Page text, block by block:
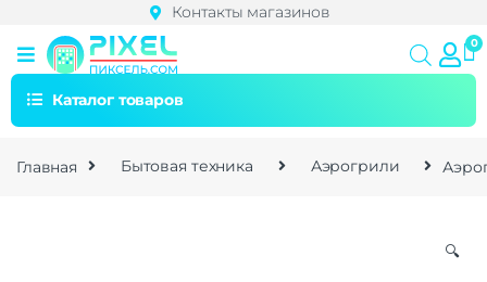
Контакты магазинов
Каталог товаров
Главная Бытовая техника Аэрогрили
🔍